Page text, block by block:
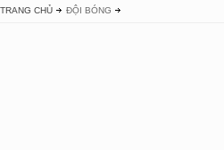
TRANG CHỦ ĐỘI BÓNG